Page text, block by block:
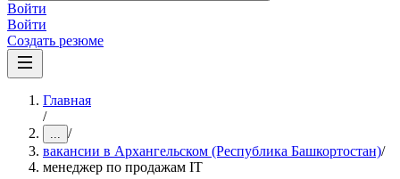
Войти
Войти
Создать резюме
Главная
/
... /
вакансии в Архангельском (Республика Башкортостан)/
менеджер по продажам IT